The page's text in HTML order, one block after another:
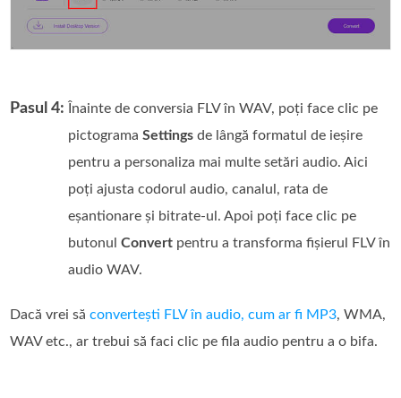
Pasul 4:
Înainte de conversia FLV în WAV, poți face clic pe
pictogramaSettings de lângă formatul de ieșire
pentru a personaliza mai multe setări audio. Aici
poți ajusta codorul audio, canalul, rata de
eșantionare și bitrate-ul. Apoi poți face clic pe
butonulConvert pentru a transforma fișierul FLV în
audio WAV.
Dacă vrei săconvertești FLV în audio, cum ar fi MP3, WMA,
WAV etc., ar trebui să faci clic pe fila audio pentru a o bifa.